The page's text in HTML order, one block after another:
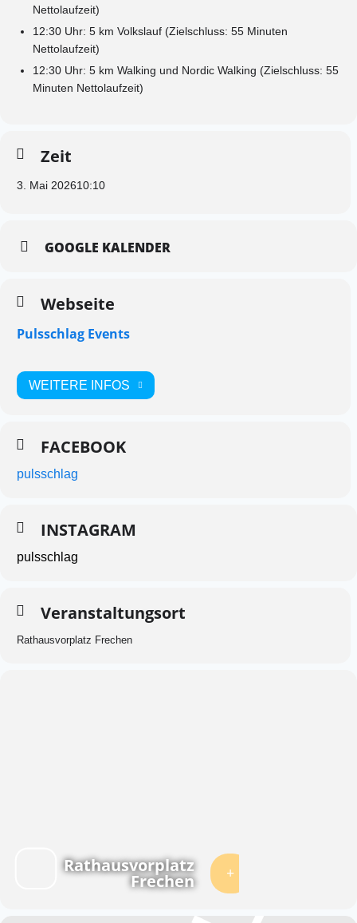
Nettolaufzeit)
12:30 Uhr: 5 km Volkslauf (Zielschluss: 55 Minuten
Nettolaufzeit)
12:30 Uhr: 5 km Walking und Nordic Walking (Zielschluss: 55
Minuten Nettolaufzeit)
Zeit
3. Mai 202610:10
GOOGLE KALENDER
Webseite
Pulsschlag Events
WEITERE INFOS
FACEBOOK
pulsschlag
INSTAGRAM
pulsschlag
Veranstaltungsort
Rathausvorplatz Frechen
Rathausvorplatz
Frechen